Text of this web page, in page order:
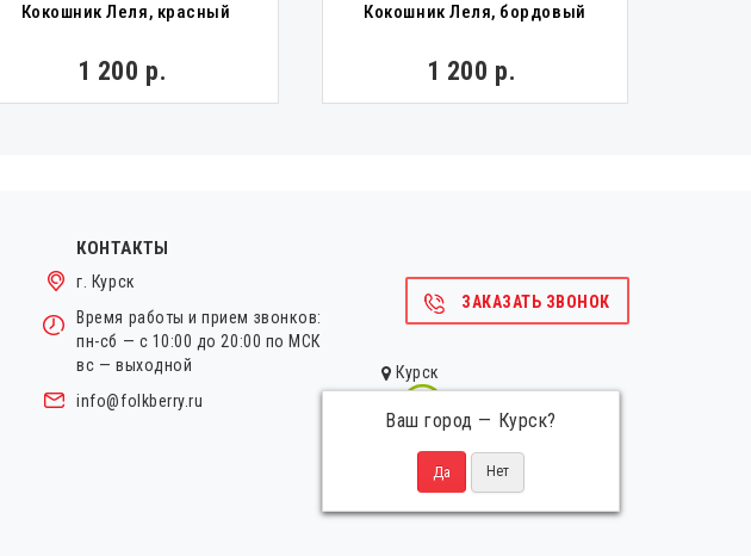
Кокошник Леля, красный
1 200 р.
Кокошник Леля, бордовый
1 200 р.
КОНТАКТЫ
г. Курск
Время работы и прием звонков:
пн-сб — с 10:00 до 20:00 по МСК
вс — выходной
info@folkberry.ru
ЗАКАЗАТЬ ЗВОНОК
Курск
Ваш город — Курск?